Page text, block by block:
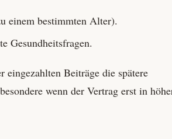
einem bestimmten Alter).
Gesundheits­fragen.
Beiträge die spätere
wenn der Vertrag erst in